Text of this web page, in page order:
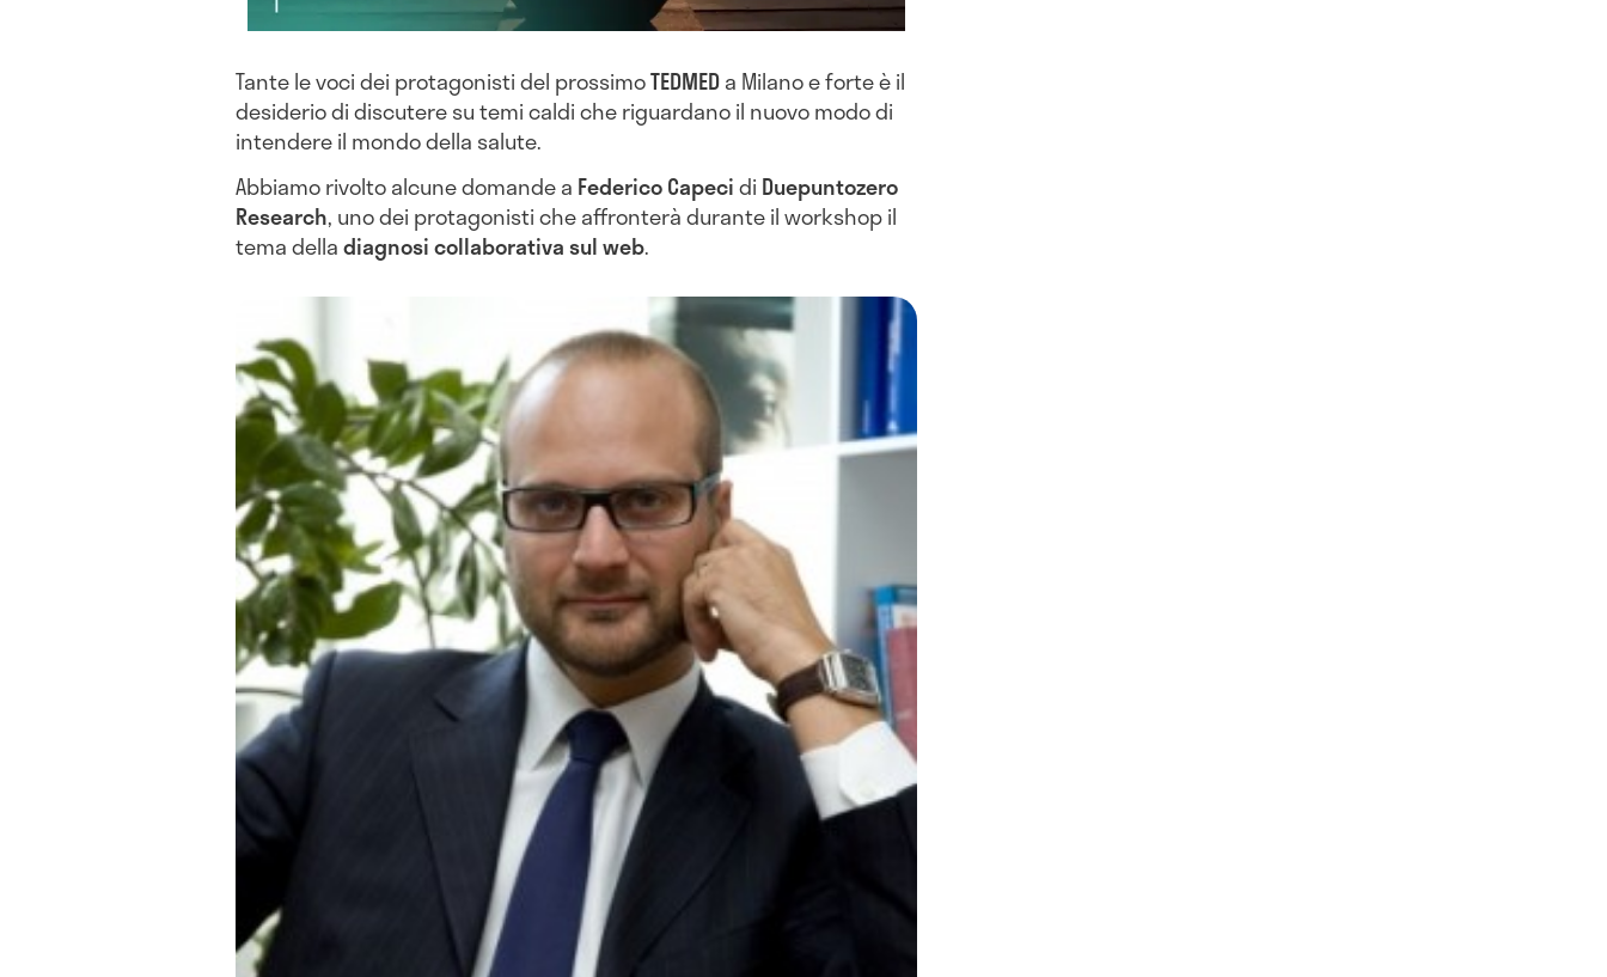
Tante le voci dei protagonisti del prossimoTEDMEDa Milano e forte è il
desiderio di discutere su temi caldi che riguardano il nuovo modo di
intendere il mondo della salute.
Abbiamo rivolto alcune domande a Federico Capecidi Duepuntozero
Research, uno dei protagonisti che affronterà durante il workshop il
tema delladiagnosi collaborativa sul web.